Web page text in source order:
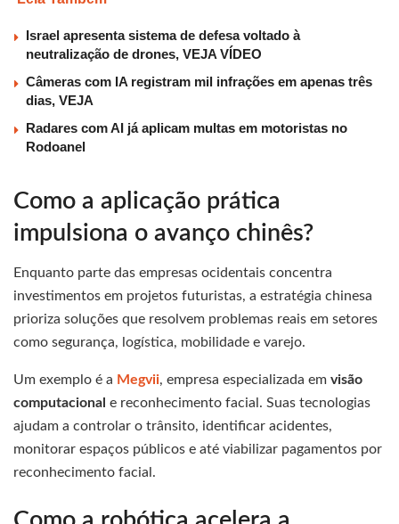
Israel apresenta sistema de defesa voltado à
neutralização de drones, VEJA VÍDEO
Câmeras com IA registram mil infrações em apenas três
dias, VEJA
Radares com AI já aplicam multas em motoristas no
Rodoanel
Como a aplicação prática
impulsiona o avanço chinês?
Enquanto parte das empresas ocidentais concentra
investimentos em projetos futuristas, a estratégia chinesa
prioriza soluções que resolvem problemas reais em setores
como segurança, logística, mobilidade e varejo.
Um exemplo é a Megvii, empresa especializada em visão
computacional e reconhecimento facial. Suas tecnologias
ajudam a controlar o trânsito, identificar acidentes,
monitorar espaços públicos e até viabilizar pagamentos por
reconhecimento facial.